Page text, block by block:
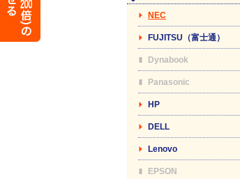
NEC
FUJITSU（富士通）
Dynabook
Panasonic
HP
DELL
Lenovo
EPSON